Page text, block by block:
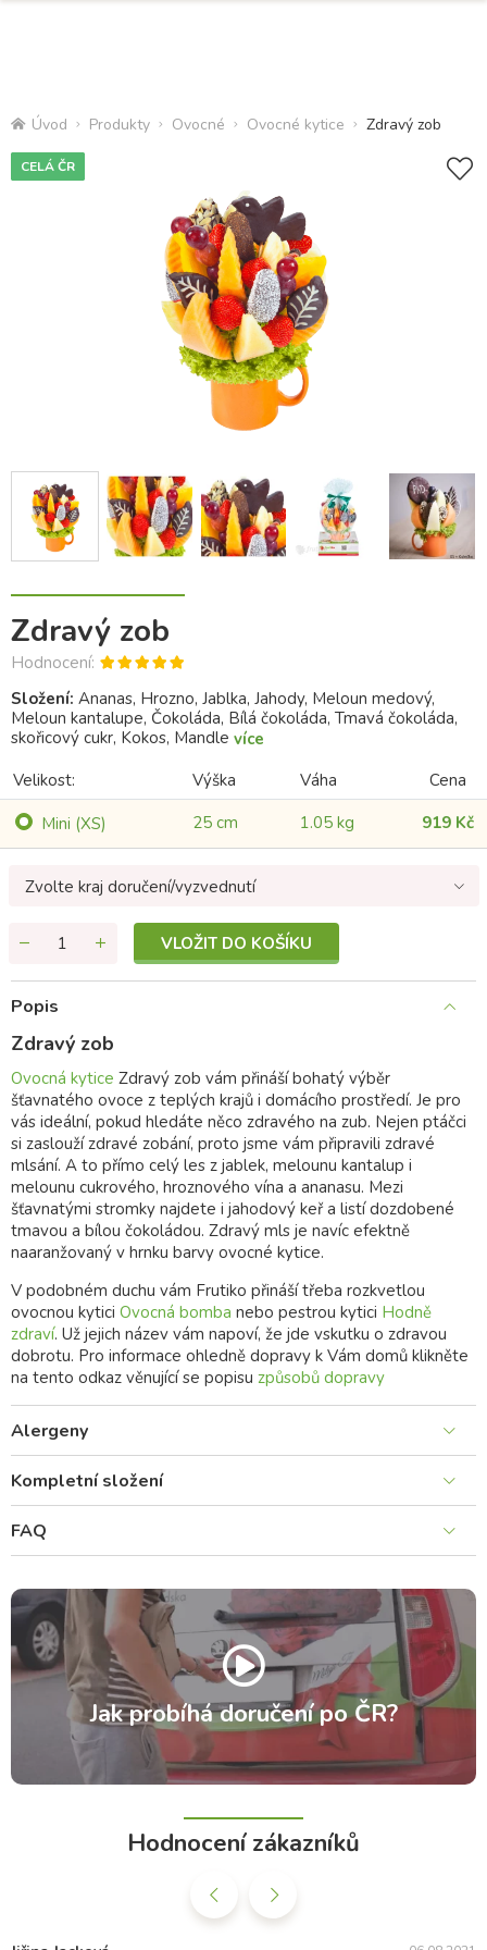
Úvod Produkty Ovocné Ovocné kytice Zdravý zob
CELÁ ČR
Zdravý zob
Hodnocení:
Složení: Ananas, Hrozno, Jablka, Jahody, Meloun medový,
Meloun kantalupe, Čokoláda, Bílá čokoláda, Tmavá čokoláda,
skořicový cukr, Kokos, Mandle více
Velikost:
Výška Váha
Cena
Mini (XS)
25 cm 1.05 kg 919 Kč
Zvolte kraj doručení/vyzvednutí
VLOŽIT DO KOŠÍKU
Popis
Zdravý zob
Ovocná kytice Zdravý zob vám přináší bohatý výběr
šťavnatého ovoce z teplých krajů i domácího prostředí. Je pro
vás ideální, pokud hledáte něco zdravého na zub. Nejen ptáčci
si zaslouží zdravé zobání, proto jsme vám připravili zdravé
mlsání. A to přímo celý les z jablek, melounu kantalup i
melounu cukrového, hroznového vína a ananasu. Mezi
šťavnatými stromky najdete i jahodový keř a listí dozdobené
tmavou a bílou čokoládou. Zdravý mls je navíc efektně
naaranžovaný v hrnku barvy ovocné kytice.
V podobném duchu vám Frutiko přináší třeba rozkvetlou
ovocnou kytici Ovocná bomba nebo pestrou kytici Hodně
zdraví. Už jejich název vám napoví, že jde vskutku o zdravou
dobrotu. Pro informace ohledně dopravy k Vám domů klikněte
na tento odkaz věnující se popisu způsobů dopravy
Alergeny
Kompletní složení
FAQ
Jak probíhá doručení po ČR?
Hodnocení zákazníků